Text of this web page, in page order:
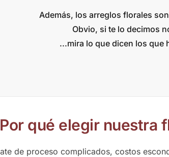
Además, los arreglos florales
Obvio, si te lo decimos
...mira lo que dicen los que
qué elegir nuestra
de proceso complicados, costos